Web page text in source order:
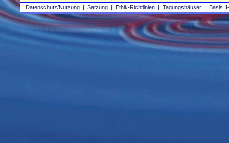
Datenschutz/Nutzung | Satzung | Ethik-Richtlinien | Tagungshäuser | Basis